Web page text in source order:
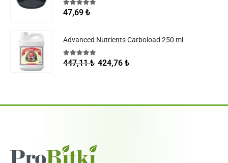
5.005 üzerinden
47,69 ₺
Advanced Nutrients Carboload 250 ml
5.00 5 üzerinden
447,11₺ 424,76 ₺